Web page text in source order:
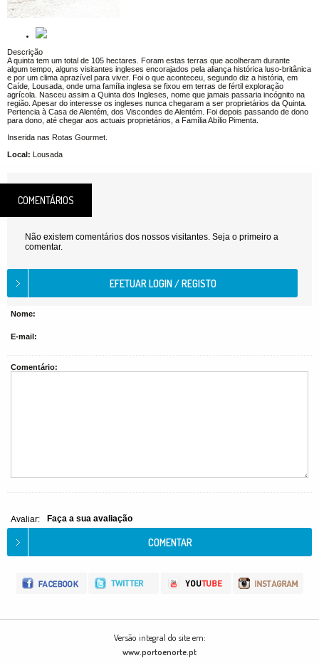
Descrição
A quinta tem um total de 105 hectares. Foram estas terras que acolheram durante
algum tempo, alguns visitantes ingleses encorajados pela aliança histórica luso-britânica
e por um clima aprazível para viver. Foi o que aconteceu, segundo diz a história, em
Caíde, Lousada, onde uma família inglesa se fixou em terras de fértil exploração
agrícola. Nasceu assim a Quinta dos Ingleses, nome que jamais passaria incógnito na
região. Apesar do interesse os ingleses nunca chegaram a ser proprietários da Quinta.
Pertencia à Casa de Alentém, dos Viscondes de Alentém. Foi depois passando de dono
para dono, até chegar aos actuais proprietários, a Família Abílio Pimenta.
Inserida nas Rotas Gourmet.
Local: Lousada
COMENTÁRIOS
Não existem comentários dos nossos visitantes. Seja o primeiro a
comentar.
Nome:
E-mail:
Comentário:
Avaliar: Faça a sua avaliação
Versão integral do site em:
www.portoenorte.pt